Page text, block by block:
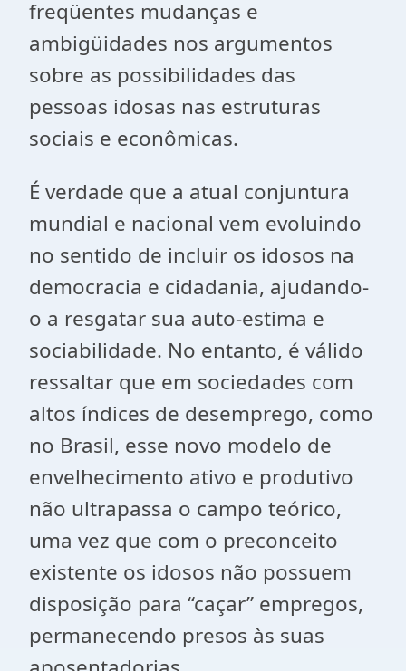
freqüentes mudanças e
ambigüidades nos argumentos
sobre as possibilidades das
pessoas idosas nas estruturas
sociais e econômicas.
É verdade que a atual conjuntura
mundial e nacional vem evoluindo
no sentido de incluir os idosos na
democracia e cidadania, ajudando-
o a resgatar sua auto-estima e
sociabilidade. No entanto, é válido
ressaltar que em sociedades com
altos índices de desemprego, como
no Brasil, esse novo modelo de
envelhecimento ativo e produtivo
não ultrapassa o campo teórico,
uma vez que com o preconceito
existente os idosos não possuem
disposição para “caçar” empregos,
permanecendo presos às suas